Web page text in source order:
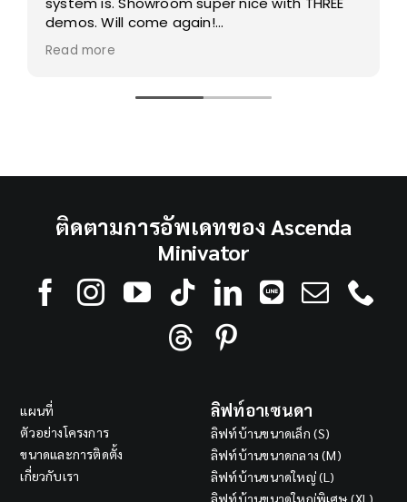
demos. Will come again!
fantastic 5-star review! We're thrilled you
wonderful to hear you were "super
and easy." That is exactly what our Cibes
Swedish engineering is all about: creating
smart, reliable platform lifts that are intuitive
space. We're also glad you enjoyed the
showroom and found it "super nice." We
believe it's incredibly helpful to see and test
the three demo lifts in person to truly
means a lot to us, and we're honored that
you "Will come again!" We genuinely look
forward to welcoming you back, and please
feel free to bring your client next time. We'd
be happy to assist with any projects you
Read more
ติดตามการอัพเดทของ Ascenda
Minivator
แผนที่
ตัวอย่างโครงการ
ขนาดและการติดตั้ง
เกี่ยวกับเรา
ลิฟท์อาเซนดา
ลิฟท์บ้านขนาดเล็ก (S)
ลิฟท์บ้านขนาดกลาง (M)
ลิฟท์บ้านขนาดใหญ่ (L)
ลิฟท์บ้านขนาดใหญ่พิเศษ (XL)